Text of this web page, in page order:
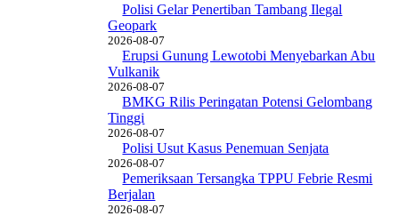
Polisi Gelar Penertiban Tambang Ilegal
Geopark
2026-08-07
Erupsi Gunung Lewotobi Menyebarkan Abu
Vulkanik
2026-08-07
BMKG Rilis Peringatan Potensi Gelombang
Tinggi
2026-08-07
Polisi Usut Kasus Penemuan Senjata
2026-08-07
Pemeriksaan Tersangka TPPU Febrie Resmi
Berjalan
2026-08-07